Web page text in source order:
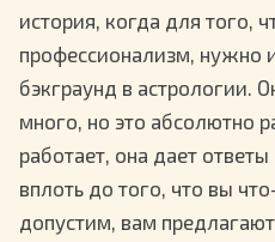
история, когда для того,
профессионализм, нужно
бэкграунд в астрологии.
много, но это абсолютно
работает, она дает
вплоть до того, что вы
допустим, вам